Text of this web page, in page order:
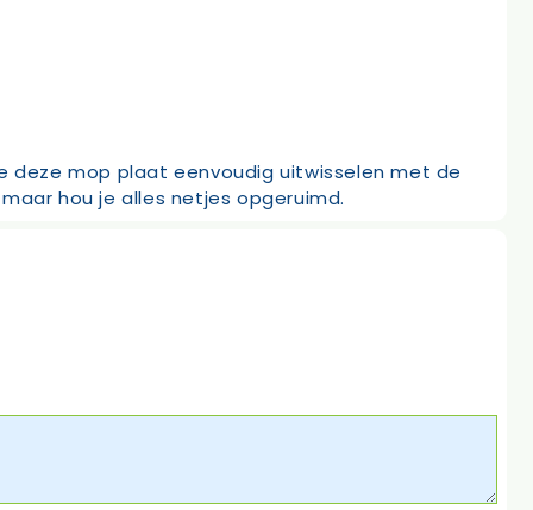
deze mop plaat eenvoudig uitwisselen met de
hou je alles netjes opgeruimd.